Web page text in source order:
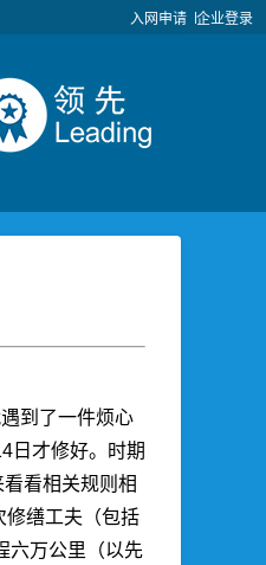
入网申请 企业登录
到了一件烦心
日才修好。时期
看相关规则相
修缮工夫（包括
六万公里（以先